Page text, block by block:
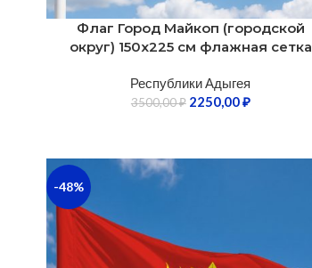
Флаг Город Майкоп (городской
округ) 150х225 см флажная сетка
Республики Адыгея
3500,00₽ 2250,00₽
-48%